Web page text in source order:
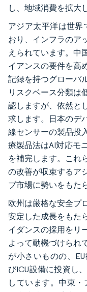
し、地域消費を拡大
アジア太平洋は世界
おり、インフラのア
えられています。中
イアンスの要件を高
記録を持つグローバ
リスクベース分類は
認しますが、依然と
求します。日本のデ
線センサーの製品投
療製品法はAI対応モ
を補完します。これ
の改善が収束するア
ブ市場に勢いをもた
欧州は厳格な安全プ
安定した成長をもた
イダンスの採用をリ
よって動機づけられ
が小さいものの、
びICU設備に投資し
しています。中東・